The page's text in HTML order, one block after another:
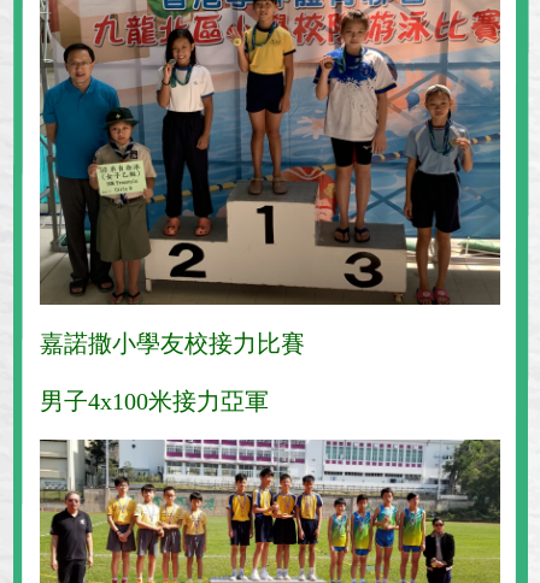
嘉諾撒小學友校接力比賽
男子4x100米接力亞軍